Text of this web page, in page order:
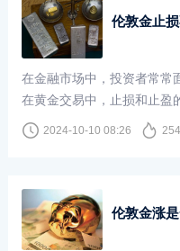
伦敦金止
在金融市场中，投资者常常
在黄金交易中，止损和止盈
伦敦金作为全球最受欢迎
资者的关注。然而，许多人
2024-10-10 08:26
伦敦金涨